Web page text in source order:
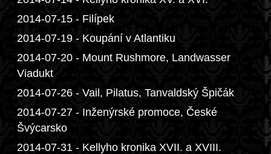
2014-07-15 - Filípek
2014-07-19 - Koupání v Atlantiku
2014-07-20 - Mount Rushmore, Landwasser
Viadukt
2014-07-26 - Vail, Pilatus, Tanvaldský Špičák
2014-07-27 - Inženýrské promoce, České
Švýcarsko
2014-07-31 - Kellyho kronika XVII. a XVIII.